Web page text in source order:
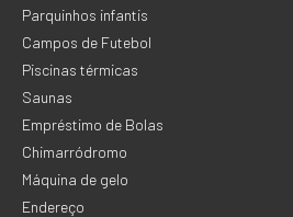
Parquinhos infantis
Campos de Futebol
Piscinas térmicas
Saunas
Empréstimo de Bolas
Chimarródromo
Máquina de gelo
Endereço